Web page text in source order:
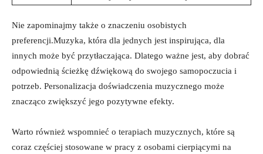
Nie zapominajmy także o znaczeniu osobistych
preferencji.Muzyka, która dla jednych jest inspirująca, dla
innych może być przytłaczająca. Dlatego ważne jest, aby dobrać
odpowiednią ścieżkę dźwiękową do swojego samopoczucia i
potrzeb. Personalizacja doświadczenia muzycznego może
znacząco zwiększyć jego pozytywne efekty.
Warto również wspomnieć o terapiach muzycznych, które są
coraz częściej stosowane w pracy z osobami cierpiącymi na